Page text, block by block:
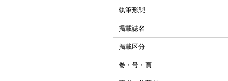
執筆形態
掲載誌名
掲載区分
巻・号・頁